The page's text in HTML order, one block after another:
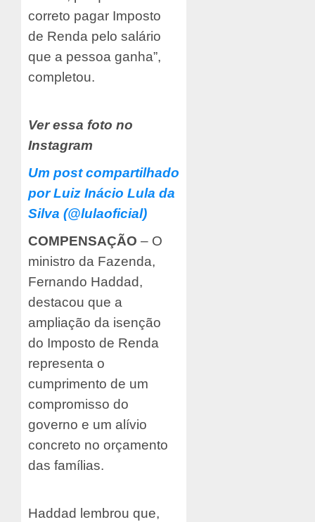
correto pagar Imposto
de Renda pelo salário
que a pessoa ganha”,
completou.
Ver essa foto no
Instagram
Um post compartilhado
por Luiz Inácio Lula da
Silva (@lulaoficial)
COMPENSAÇÃO – O
ministro da Fazenda,
Fernando Haddad,
destacou que a
ampliação da isenção
do Imposto de Renda
representa o
cumprimento de um
compromisso do
governo e um alívio
concreto no orçamento
das famílias.
Haddad lembrou que,